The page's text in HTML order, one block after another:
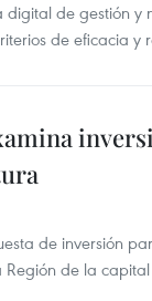
digital de gestión
de eficacia y
de inversión
de la